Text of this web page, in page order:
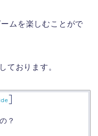
ムを楽しむことがで
ております。
]
？